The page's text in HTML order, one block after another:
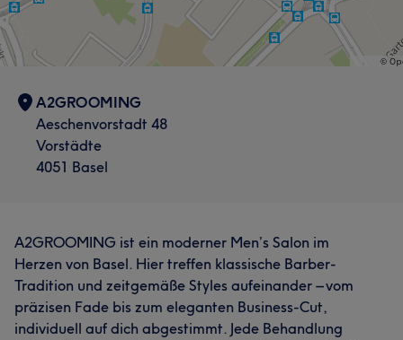
A2GROOMING
Aeschenvorstadt 48
Vorstädte
4051 Basel
A2GROOMING ist ein moderner Men’s Salon im
Herzen von Basel. Hier treffen klassische Barber-
Tradition und zeitgemäße Styles aufeinander – vom
präzisen Fade bis zum eleganten Business-Cut,
individuell auf dich abgestimmt. Jede Behandlung